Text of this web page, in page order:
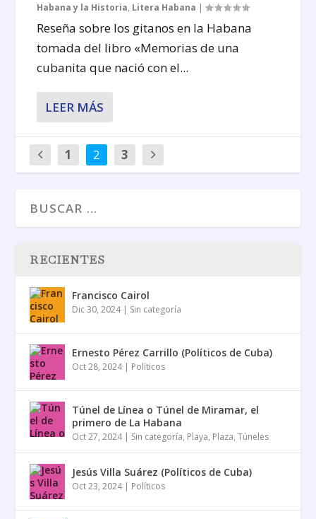
Habana y la Historia, Litera Habana |
Reseña sobre los gitanos en la Habana
tomada del libro «Memorias de una
cubanita que nació con el...
LEER MÁS
1 2 3
RECIENTES
Francisco Cairol
Dic 30, 2024| Sin categoría
Ernesto Pérez Carrillo (Políticos de Cuba)
Oct 28, 2024| Políticos
Túnel de Línea o Túnel de Miramar, el
primero de La Habana
Oct 27, 2024| Sin categoría, Playa, Plaza,Túneles
Jesús Villa Suárez (Políticos de Cuba)
Oct 23, 2024| Políticos